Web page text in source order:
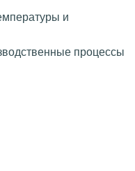
и
процессы